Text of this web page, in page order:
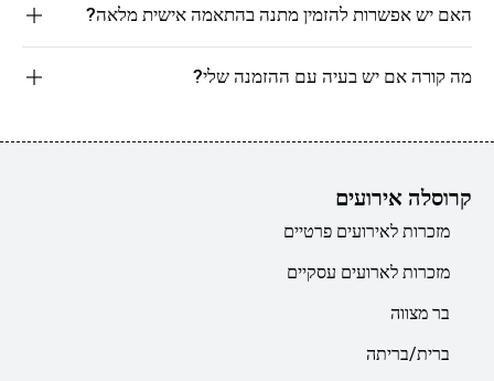
האם יש אפשרות להזמין מתנה בהתאמה אישית מלאה?
מה קורה אם יש בעיה עם ההזמנה שלי?
קרוסלה אירועים
מזכרות לאירועים פרטיים
מזכרות לארועים עסקיים
בר מצווה
ברית/בריתה